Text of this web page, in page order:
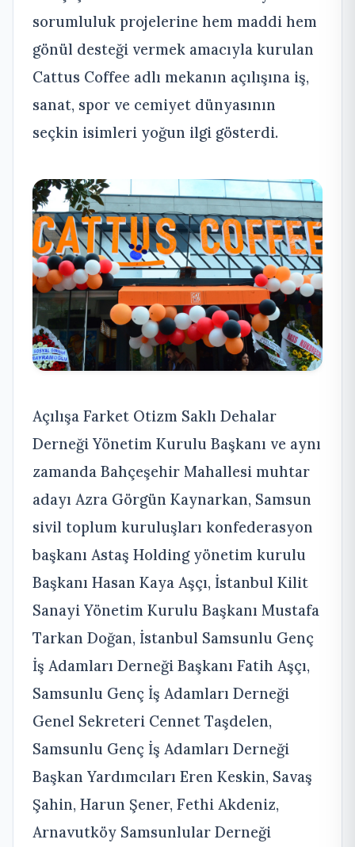
sorumluluk projelerine hem maddi hem
gönül desteği vermek amacıyla kurulan
Cattus Coffee adlı mekanın açılışına iş,
sanat, spor ve cemiyet dünyasının
seçkin isimleri yoğun ilgi gösterdi.
Açılışa Farket Otizm Saklı Dehalar
Derneği Yönetim Kurulu Başkanı ve aynı
zamanda Bahçeşehir Mahallesi muhtar
adayı Azra Görgün Kaynarkan, Samsun
sivil toplum kuruluşları konfederasyon
başkanı Astaş Holding yönetim kurulu
Başkanı Hasan Kaya Aşçı, İstanbul Kilit
Sanayi Yönetim Kurulu Başkanı Mustafa
Tarkan Doğan, İstanbul Samsunlu Genç
İş Adamları Derneği Başkanı Fatih Aşçı,
Samsunlu Genç İş Adamları Derneği
Genel Sekreteri Cennet Taşdelen,
Samsunlu Genç İş Adamları Derneği
Başkan Yardımcıları Eren Keskin, Savaş
Şahin, Harun Şener, Fethi Akdeniz,
Arnavutköy Samsunlular Derneği